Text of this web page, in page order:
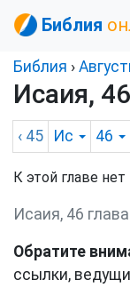
Библия
Библия ›
Исаия, 46
‹ 45 Ис 46
К этой главе
Исаия, 46
Обратите
ссылки,